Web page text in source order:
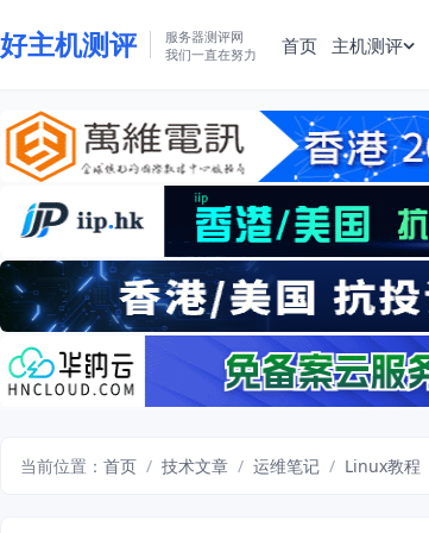
好主机测评
服务器测评网
我们一直在努力
首页 主机测评
当前位置： 首页 / 技术文章 / 运维笔记 / Linux教程